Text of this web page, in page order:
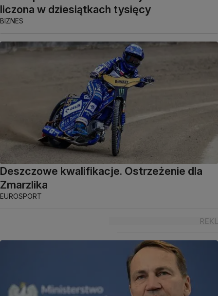
liczona w dziesiątkach tysięcy
BIZNES
Deszczowe kwalifikacje. Ostrzeżenie dla
Zmarzlika
EUROSPORT